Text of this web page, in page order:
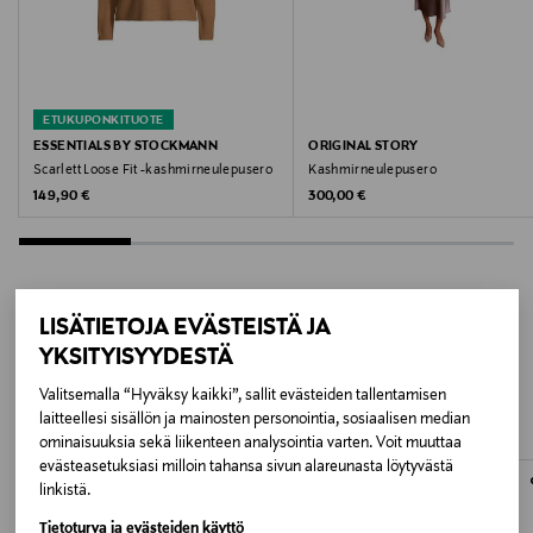
LISÄTIETOJA EVÄSTEISTÄ JA
YKSITYISYYDESTÄ
Valitsemalla “Hyväksy kaikki”, sallit evästeiden tallentamisen
laitteellesi sisällön ja mainosten personointia, sosiaalisen median
ominaisuuksia sekä liikenteen analysointia varten. Voit muuttaa
evästeasetuksiasi milloin tahansa sivun alareunasta löytyvästä
linkistä.
Tietoturva ja evästeiden käyttö
Kiina
Valmistajan tuotenumero
KAIRA
Valmistaja
Aia Collection Oy
Valmistajan osoite
Aia Collection Oy, Luotsikatu 1 A 103, 00160, Helsinki
Digitaalinen osoite
info@aiacollection.com
ETUKUPONKITUOTE
ESSENTIALS BY STOCKMANN
Scarlett Loose Fit -kashmirneulepusero
Original Price
149,90 €
ORIGINAL STORY
Kashmirneulepusero
Original Price
300,00 €
LISÄÄ KIINNOSTAVIA
TUOTTEITA